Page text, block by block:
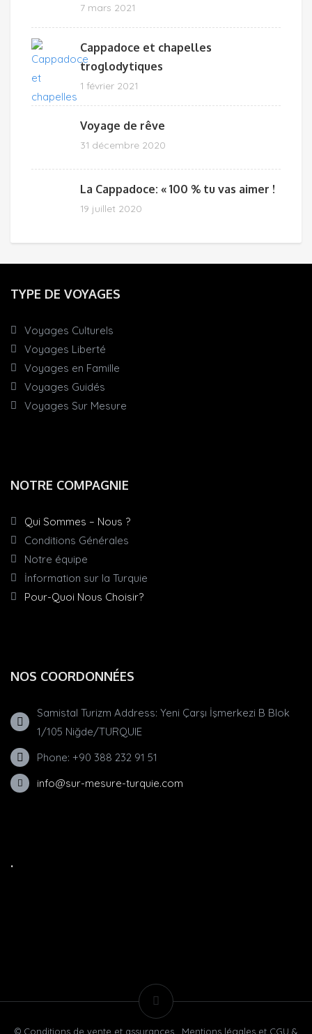
7 mars 2021
Cappadoce et chapelles
troglodytiques
1 février 2021
Voyage de rêve
31 décembre 2020
La Cappadoce: « 100 % tu vas aimer !
19 juillet 2020
TYPE DE VOYAGES
Voyages Culturels
Voyages Liberté
Voyages en Famille
Voyages Guidés
Voyages Sur Mesure
NOTRE COMPAGNIE
Qui Sommes – Nous ?
Conditions Générales
Notre équipe
İnformation sur la Turquie
Pour-Quoi Nous Choisir?
NOS COORDONNÉES
Samistal Turizm Address: Yeni Çarşı İşmerkezi B Blok
1/105 Niğde/TURQUIE
Phone: +90 388 232 91 51
info@sur-mesure-turquie.com
.
© Conditions de vente et assurances , Mentions légales et CGU &